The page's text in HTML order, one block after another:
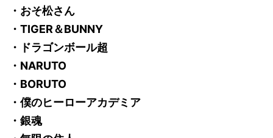
・おそ松さん
・TIGER＆BUNNY
・ドラゴンボール超
・NARUTO
・BORUTO
・僕のヒーローアカデミア
・銀魂